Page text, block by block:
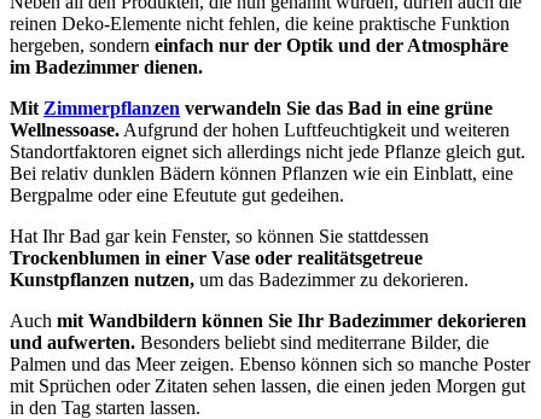
reinen Deko-Elemente nicht fehlen, die keine praktische Funktion
hergeben, sondern einfach nur der Optik und der Atmosphäre
im Badezimmer dienen.
Mit Zimmerpflanzen verwandeln Sie das Bad in eine grüne
Wellnessoase. Aufgrund der hohen Luftfeuchtigkeit und weiteren
Standortfaktoren eignet sich allerdings nicht jede Pflanze gleich gut.
Bei relativ dunklen Bädern können Pflanzen wie ein Einblatt, eine
Bergpalme oder eine Efeutute gut gedeihen.
Hat Ihr Bad gar kein Fenster, so können Sie stattdessen
Trockenblumen in einer Vase oder realitätsgetreue
Kunstpflanzen nutzen, um das Badezimmer zu dekorieren.
Auch mit Wandbildern können Sie Ihr Badezimmer dekorieren
und aufwerten. Besonders beliebt sind mediterrane Bilder, die
Palmen und das Meer zeigen. Ebenso können sich so manche Poster
mit Sprüchen oder Zitaten sehen lassen, die einen jeden Morgen gut
in den Tag starten lassen.